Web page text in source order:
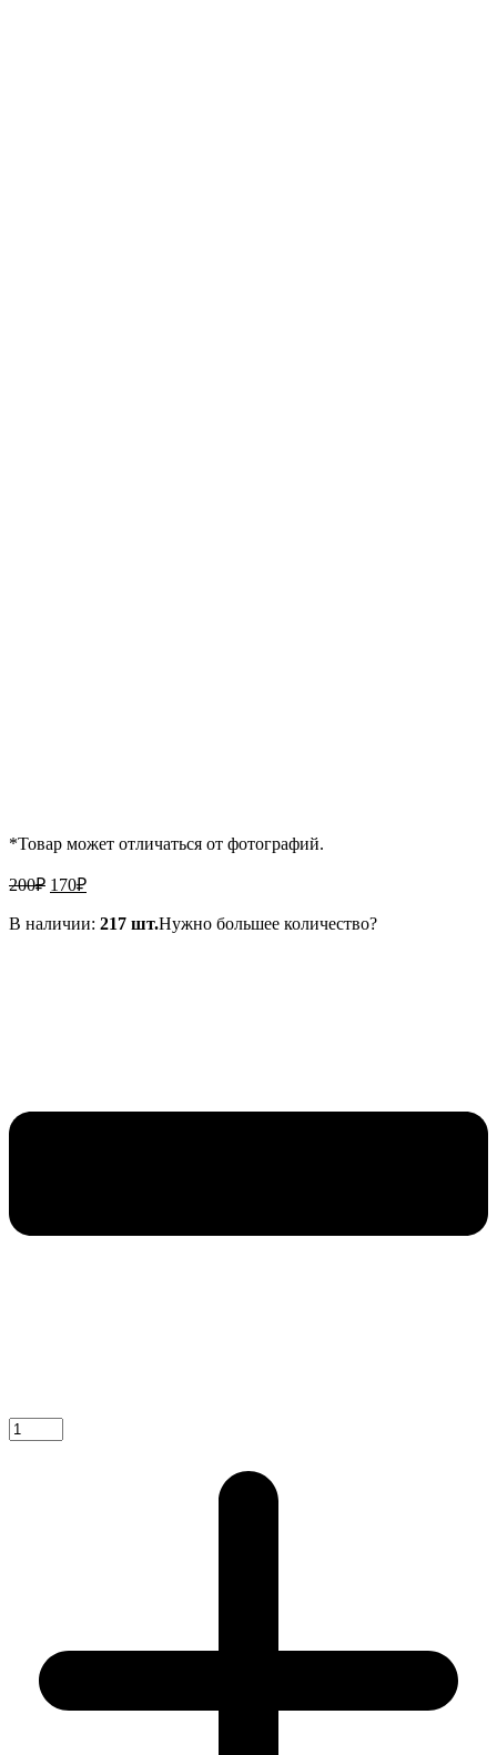
*Товар может отличаться от фотографий.
200₽ Первоначальная
составляла
170₽Текущая
170₽.
В наличии: 217 шт.Нужно большее количество?